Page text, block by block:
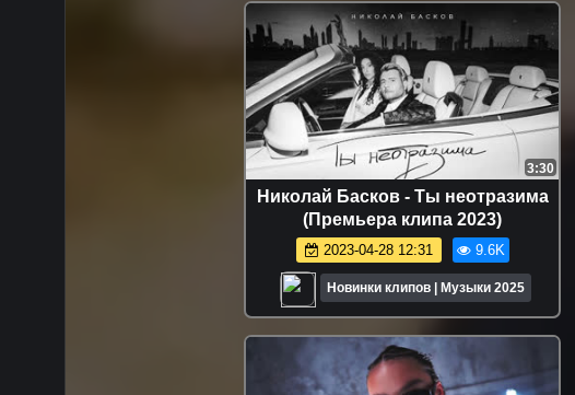
3:30
Николай Басков - Ты неотразима
(Премьера клипа 2023)
2023-04-28 12:31 9.6K
Новинки клипов | Музыки 2025